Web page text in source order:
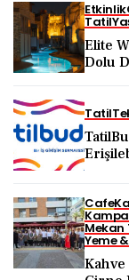
Etkinlik
Tatil
Elite
Dolu
Tatil
Cafe
Mekan
Yeme
Kahve